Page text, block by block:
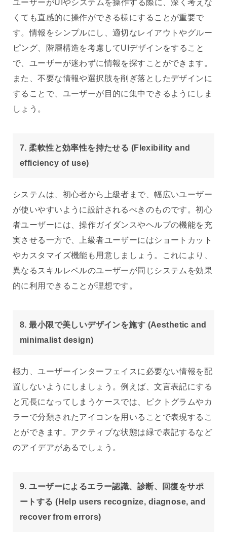
ユーザーがUIやシステムを操作する際に、深く考えな
くても直感的に操作ができる様にすることが重要で
す。情報をシンプルにし、適切なレイアウトやグルー
ピング、階層構造を考慮してUIデザインをすること
で、ユーザーが迷わずに情報を探すことができます。
また、不要な情報や選択肢を削ぎ落としたデザインに
することで、ユーザーが目的に集中できるようにしま
しょう。
7. 柔軟性と効率性を持たせる (Flexibility and
efficiency of use)
システムは、初心者から上級者まで、幅広いユーザー
が使いやすいように設計されるべきのものです。初心
者ユーザーには、操作ガイダンスやヘルプの機能を充
実させる一方で、上級者ユーザーにはショートカット
やカスタマイズ機能も用意しましょう。これにより、
異なるスキルレベルのユーザーが同じシステムを効果
的に利用できることが理想です。
8. 最小限で美しいデザインを施す (Aesthetic and
minimalist design)
極力、ユーザーインターフェイスに必要ない情報を配
置しないようにしましょう。例えば、文言表記にする
と冗長になってしまうケースでは、ピクトグラムやカ
ラーで分類されたアイコンを用いることで表現するこ
とができます。アクティブな状態は緑で表記するなど
のアイデアがあるでしょう。
9. ユーザーによるエラー認識、診断、回復をサポ
ートする (Help users recognize, diagnose, and
recover from errors)